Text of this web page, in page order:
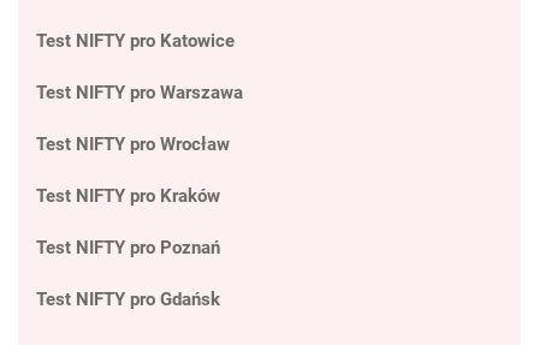
Test NIFTY pro Katowice
Test NIFTY pro Warszawa
Test NIFTY pro Wrocław
Test NIFTY pro Kraków
Test NIFTY pro Poznań
Test NIFTY pro Gdańsk